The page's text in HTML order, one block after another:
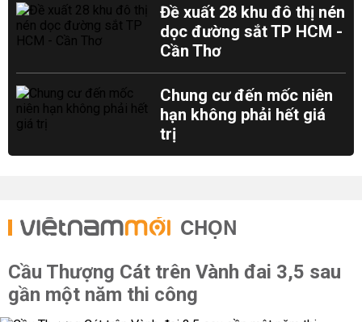
Đề xuất 28 khu đô thị nén
dọc đường sắt TP HCM -
Cần Thơ
Chung cư đến mốc niên
hạn không phải hết giá
trị
CHỌN
Cầu Thượng Cát trên Vành đai 3,5 sau
gần một năm thi công